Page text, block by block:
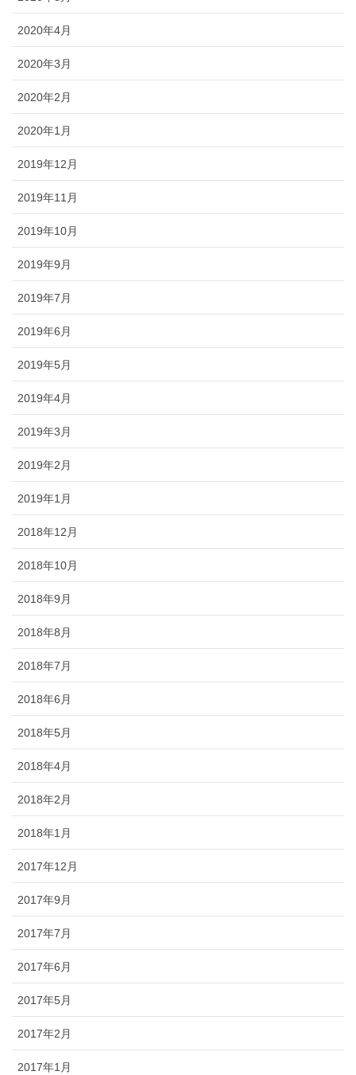
2020年4月
2020年3月
2020年2月
2020年1月
2019年12月
2019年11月
2019年10月
2019年9月
2019年7月
2019年6月
2019年5月
2019年4月
2019年3月
2019年2月
2019年1月
2018年12月
2018年10月
2018年9月
2018年8月
2018年7月
2018年6月
2018年5月
2018年4月
2018年2月
2018年1月
2017年12月
2017年9月
2017年7月
2017年6月
2017年5月
2017年2月
2017年1月